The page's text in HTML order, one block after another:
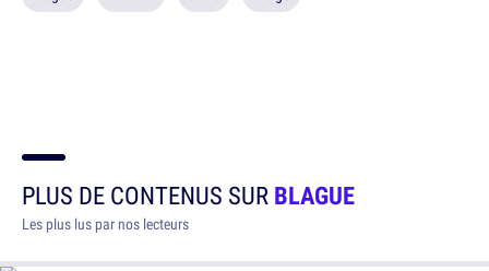
PLUS DE CONTENUS SURBLAGUE
Les plus lus par nos lecteurs